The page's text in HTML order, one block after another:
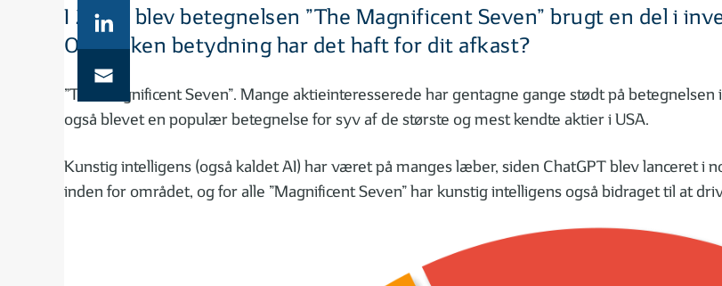
I 2023 blev betegnelsen ”The Magnificent Seven” brugt en del i
Og hvilken betydning har det haft for dit afkast?
”The Magnificent Seven”. Mange aktieinteresserede har gentagne gange stødt på
også blevet en populær betegnelse for syv af de største og mest kendte aktier i USA.
Kunstig intelligens (også kaldet AI) har været på manges læber, siden ChatGPT blev lanceret
inden for området, og for alle ”Magnificent Seven” har kunstig intelligens også bidraget til at